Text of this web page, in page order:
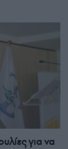
για να